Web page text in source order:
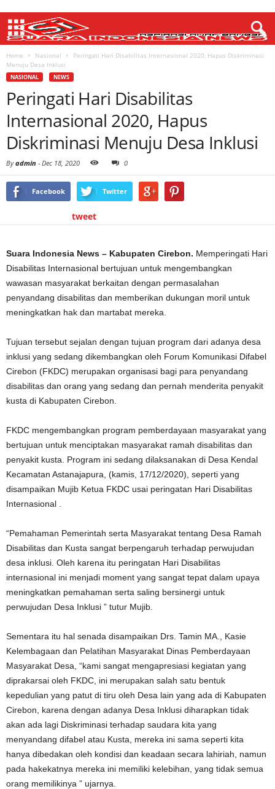
Home Nasional
Peringati Hari Disabilitas Internasional 2020, Hapus Diskriminasi
Menuju Desa Inklusi
NASIONAL NEWS
Peringati Hari Disabilitas
Internasional 2020, Hapus
Diskriminasi Menuju Desa Inklusi
Byadmin - Dec 18, 2020 0
Facebook Twitter
tweet
Suara Indonesia News – Kabupaten Cirebon. Memperingati Hari
Disabilitas Internasional bertujuan untuk mengembangkan
wawasan masyarakat berkaitan dengan permasalahan
penyandang disabilitas dan memberikan dukungan moril untuk
meningkatkan hak dan martabat mereka.
Tujuan tersebut sejalan dengan tujuan program dari adanya desa
inklusi yang sedang dikembangkan oleh Forum Komunikasi Difabel
Cirebon (FKDC) merupakan organisasi bagi para penyandang
disabilitas dan orang yang sedang dan pernah menderita penyakit
kusta di Kabupaten Cirebon.
FKDC mengembangkan program pemberdayaan masyarakat yang
bertujuan untuk menciptakan masyarakat ramah disabilitas dan
penyakit kusta. Program ini sedang dilaksanakan di Desa Kendal
Kecamatan Astanajapura, (kamis, 17/12/2020), seperti yang
disampaikan Mujib Ketua FKDC usai peringatan Hari Disabilitas
Internasional .
“Pemahaman Pemerintah serta Masyarakat tentang Desa Ramah
Disabilitas dan Kusta sangat berpengaruh terhadap perwujudan
desa inklusi. Oleh karena itu peringatan Hari Disabilitas
internasional ini menjadi moment yang sangat tepat dalam upaya
meningkatkan pemahaman serta saling bersinergi untuk
perwujudan Desa Inklusi ” tutur Mujib.
Sementara itu hal senada disampaikan Drs. Tamin MA., Kasie
Kelembagaan dan Pelatihan Masyarakat Dinas Pemberdayaan
Masyarakat Desa, “kami sangat mengapresiasi kegiatan yang
diprakarsai oleh FKDC, ini merupakan salah satu bentuk
kepedulian yang patut di tiru oleh Desa lain yang ada di Kabupaten
Cirebon, karena dengan adanya Desa Inklusi diharapkan tidak
akan ada lagi Diskriminasi terhadap saudara kita yang
menyandang difabel atau Kusta, mereka ini sama seperti kita
hanya dibedakan oleh kondisi dan keadaan secara lahiriah, namun
pada hakekatnya mereka ini memiliki kelebihan, yang tidak semua
orang memilikinya ” ujarnya.